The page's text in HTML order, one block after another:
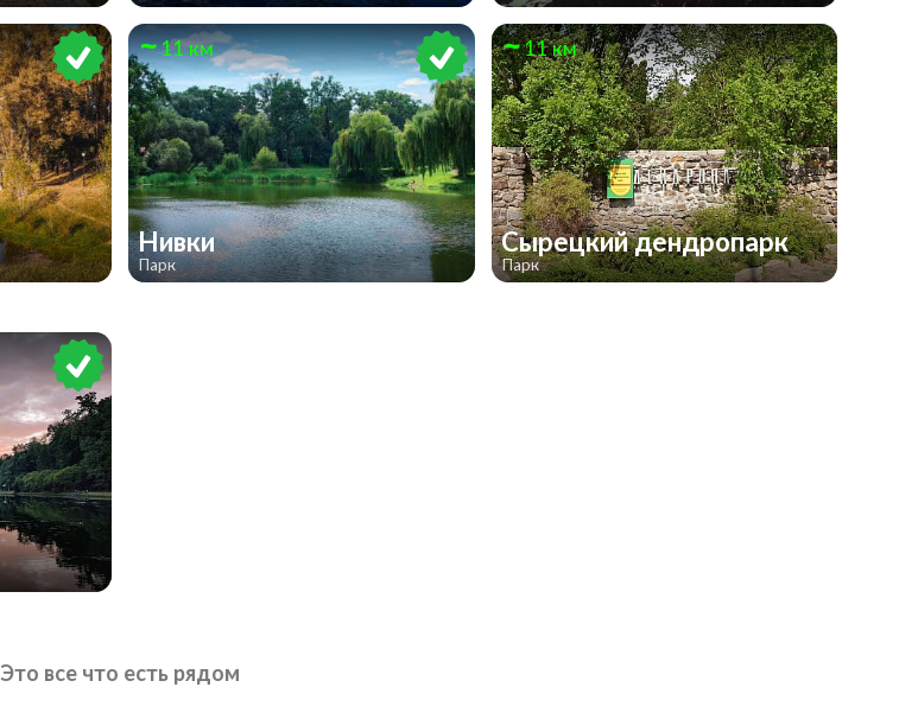
11 км
Нивки
Парк
11 км
Сырецкий дендропарк
Парк
Это все что есть рядом